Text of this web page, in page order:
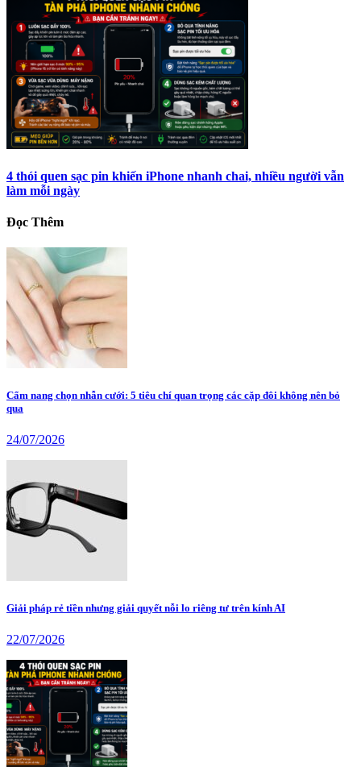
4 thói quen sạc pin khiến iPhone nhanh chai, nhiều người vẫn
làm mỗi ngày
Đọc Thêm
Cẩm nang chọn nhẫn cưới: 5 tiêu chí quan trọng các cặp đôi không nên bỏ
qua
24/07/2026
Giải pháp rẻ tiền nhưng giải quyết nỗi lo riêng tư trên kính AI
22/07/2026